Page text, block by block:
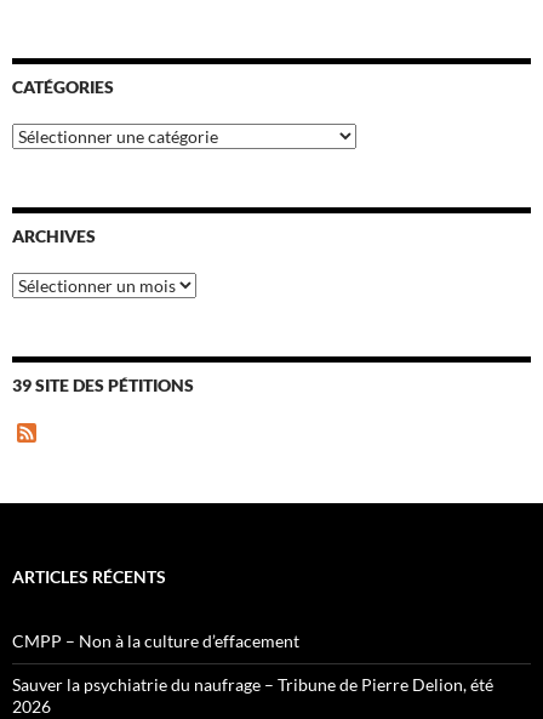
CATÉGORIES
Catégories
ARCHIVES
Archives
39 SITE DES PÉTITIONS
ARTICLES RÉCENTS
CMPP – Non à la culture d’effacement
Sauver la psychiatrie du naufrage – Tribune de Pierre Delion, été
2026